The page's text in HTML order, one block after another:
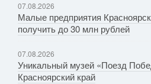
07.08.2026
Малые предприятия
получить до 30 млн рублей
07.08.2026
Уникальный музей «Поезд
Красноярский край